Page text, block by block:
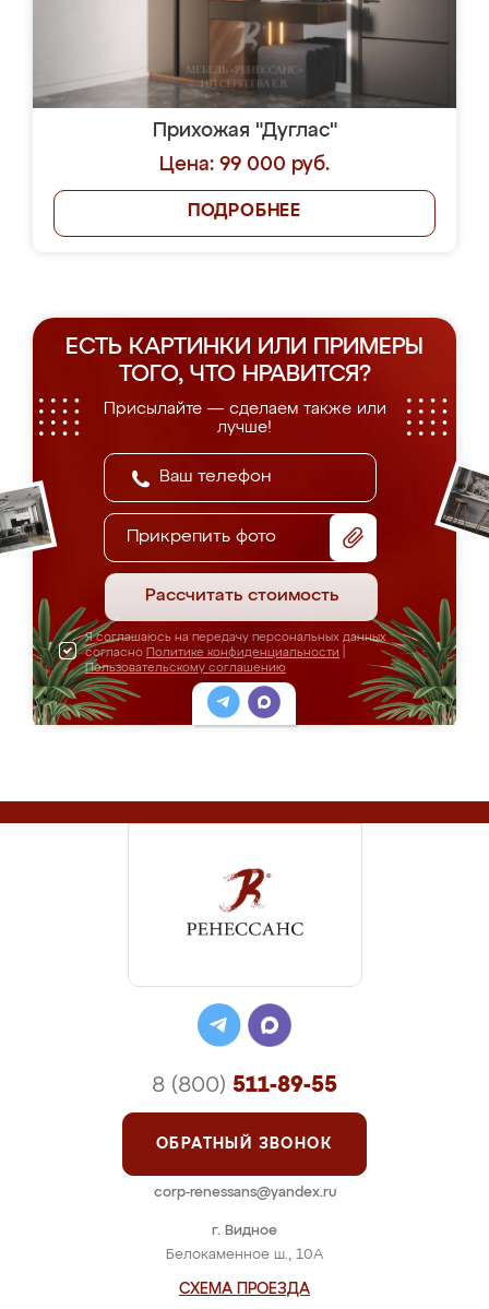
Прихожая "Дуглас"
Цена: 99 000 руб.
ПОДРОБНЕЕ
ЕСТЬ КАРТИНКИ ИЛИ ПРИМЕРЫ
ТОГО, ЧТО НРАВИТСЯ?
Присылайте — сделаем также или
лучше!
Прикрепить фото
Рассчитать стоимость
Я соглашаюсь на передачу персональных данных
согласно Политике конфиденциальности
Пользовательскому соглашению
г. Видное
Белокаменное ш., 10А
СХЕМА ПРОЕЗДА
8 (800) 511-89-55
ОБРАТНЫЙ ЗВОНОК
corp-renessans@yandex.ru